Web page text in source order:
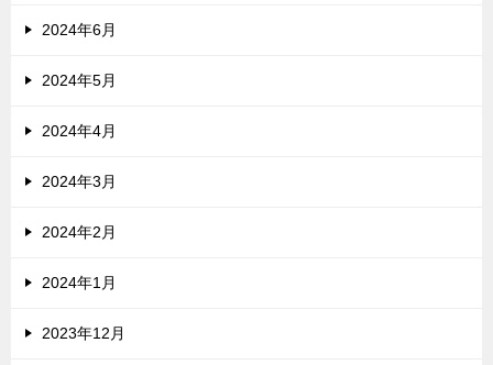
2024年6月
2024年5月
2024年4月
2024年3月
2024年2月
2024年1月
2023年12月